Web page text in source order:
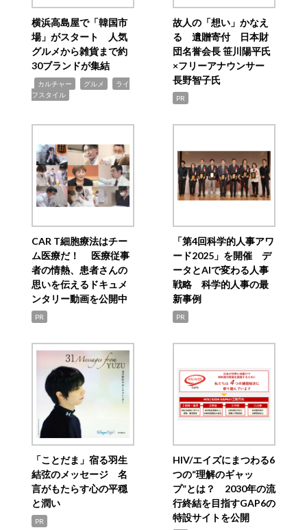
横浜高島屋で「韓国市
場」がスタート 人気
グルメから雑貨まで約
30ブランドが集結
カルチャー グルメ
ライ
フスタイル
故人の「想い」かなえ
る 遺贈寄付 日本財
団名誉会長 笹川陽平氏
×フリーアナウンサー
長野智子氏
PR
CAR T細胞療法はチー
ム医療だ！ 医療従事
者の情熱、患者さんの
思いを伝えるドキュメ
ンタリー動画を公開中
PR
「第4回科学的人事アワ
ード2025」を開催 デ
ータとAIで変わる人事
戦略 科学的人事の最
新事例
PR
「ことだま」宿る羽生
結弦のメッセージ 名
言がもたらす心の平穏
と潤い
PR
HIV/エイズにまつわる6
つの“理解のギャッ
プ”とは？ 2030年の流
行終結を目指すGAP6の
特設サイトを公開